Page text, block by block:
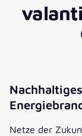
Netze der